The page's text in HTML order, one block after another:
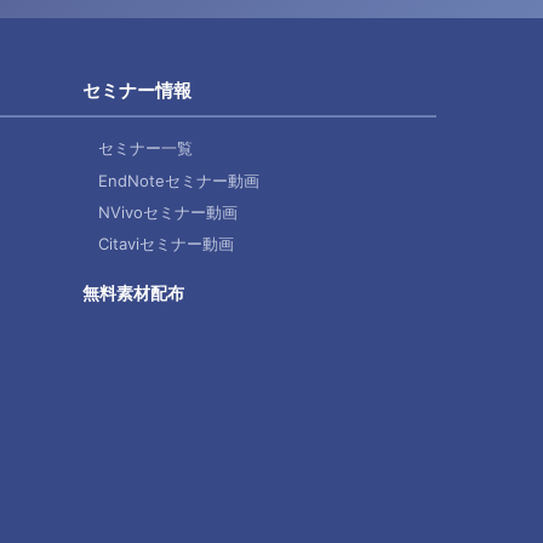
セミナー情報
セミナー一覧
EndNoteセミナー動画
NVivoセミナー動画
Citaviセミナー動画
無料素材配布